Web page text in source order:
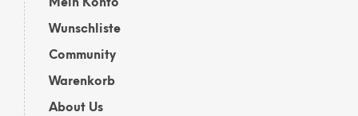
Mein Konto
Wunschliste
Community
Warenkorb
About Us